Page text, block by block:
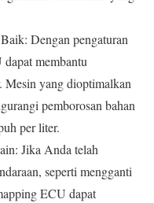
Dengan pengaturan
membantu
Mesin yang dioptimalkan
pemborosan bahan
per liter.
Jika Anda telah
seperti mengganti
ECU dapat